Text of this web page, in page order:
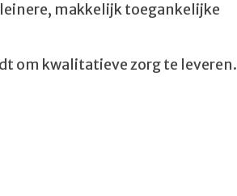
makkelijk toegankelijke
om kwalitatieve zorg te leveren.